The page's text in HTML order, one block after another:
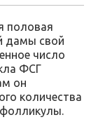
половая
дамы свой
число
ФСГ
он
количества
фолликулы.